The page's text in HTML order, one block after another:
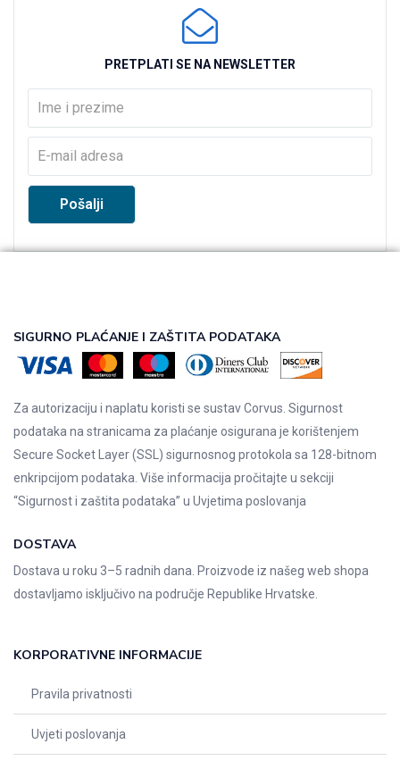
PRETPLATI SE NA NEWSLETTER
SIGURNO PLAĆANJE I ZAŠTITA PODATAKA
Za autorizaciju i naplatu koristi se sustav Corvus. Sigurnost
podataka na stranicama za plaćanje osigurana je korištenjem
Secure Socket Layer (SSL) sigurnosnog protokola sa 128-bitnom
enkripcijom podataka. Više informacija pročitajte u sekciji
“Sigurnost i zaštita podataka” u Uvjetima poslovanja
DOSTAVA
Dostava u roku 3–5 radnih dana. Proizvode iz našeg web shopa
dostavljamo isključivo na područje Republike Hrvatske.
KORPORATIVNE INFORMACIJE
Pravila privatnosti
Uvjeti poslovanja